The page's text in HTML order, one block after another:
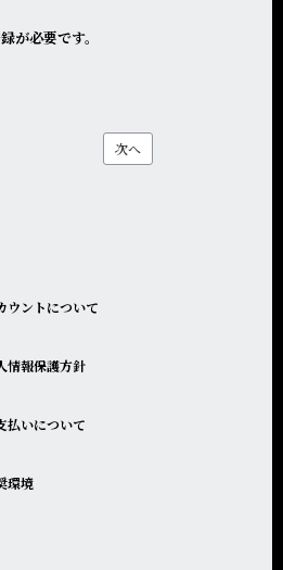
必要です。
次へ
ウントについて
情報保護方針
払いについて
環境